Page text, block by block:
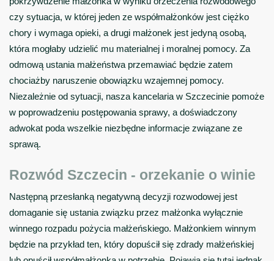
czy sytuacja, w której jeden ze współmałżonków jest ciężko
chory i wymaga opieki, a drugi małżonek jest jedyną osobą,
która mogłaby udzielić mu materialnej i moralnej pomocy. Za
odmową ustania małżeństwa przemawiać będzie zatem
chociażby naruszenie obowiązku wzajemnej pomocy.
Niezależnie od sytuacji, nasza kancelaria w Szczecinie pomoże
w poprowadzeniu postępowania sprawy, a doświadczony
adwokat poda wszelkie niezbędne informacje związane ze
sprawą.
Rozwód Szczecin - orzekanie o winie
Następną przesłanką negatywną decyzji rozwodowej jest
domaganie się ustania związku przez małżonka wyłącznie
winnego rozpadu pożycia małżeńskiego. Małżonkiem winnym
będzie na przykład ten, który dopuścił się zdrady małżeńskiej